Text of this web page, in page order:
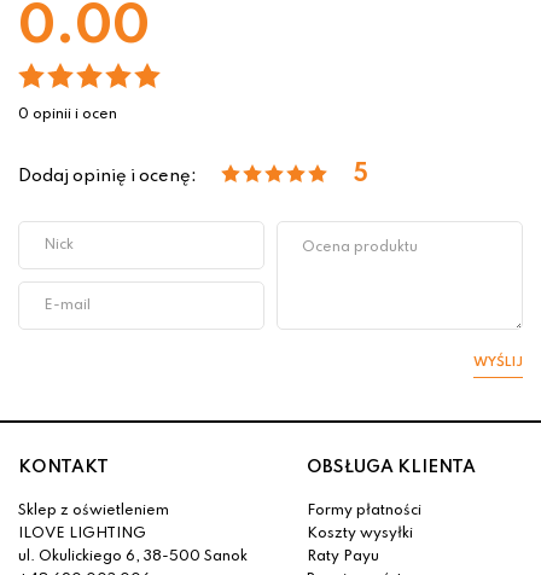
0.00
0 opinii i ocen
Dodaj opinię i ocenę: 5
WYŚLIJ
KONTAKT
Sklep z oświetleniem
ILOVE LIGHTING
ul. Okulickiego 6, 38-500 Sanok
OBSŁUGA KLIENTA
Formy płatności
Koszty wysyłki
Raty Payu